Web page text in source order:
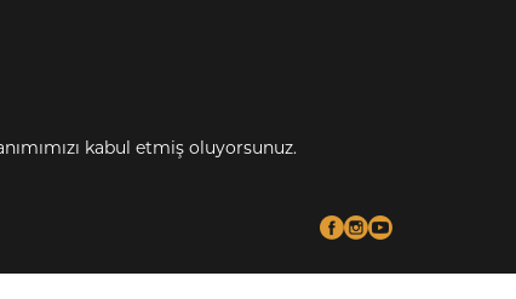
kabul etmiş oluyorsunuz.